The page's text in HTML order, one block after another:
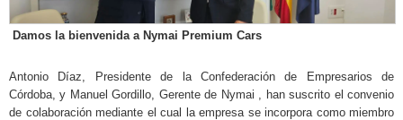
Damos la bienvenida a Nymai Premium Cars
Antonio Díaz, Presidente de la Confederación de Empresarios de
Córdoba, y Manuel Gordillo, Gerente de Nymai , han suscrito el convenio
de colaboración mediante el cual la empresa se incorpora como miembro